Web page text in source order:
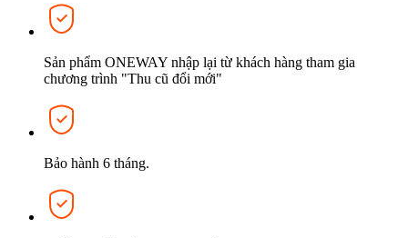
Sản phẩm ONEWAY nhập lại từ khách hàng tham gia
chương trình "Thu cũ đổi mới"
Bảo hành 6 tháng.